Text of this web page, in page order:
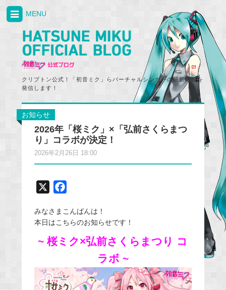
クリプトン公式！「初音ミク」らバーチャルシンガーの最新情報を
発信します！
MENU
お知らせ
2026年「桜ミク」×「弘前さくらまつ
り」コラボが決定！
2026年2月26日 18:00
c
e
b
o
k
みなさまこんばんは！
本日はこちらのお知らせです！
~ 桜ミク×弘前さくらまつり コ
ラボ ~